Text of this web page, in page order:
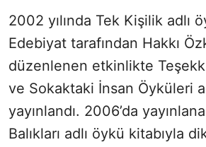
2002 yılında Tek Kişilik adlı
Edebiyat tarafından Hakkı
düzenlenen etkinlikte
ve Sokaktaki İnsan Öyküleri
yayınlandı. 2006’da
Balıkları adlı öykü kitabıyla